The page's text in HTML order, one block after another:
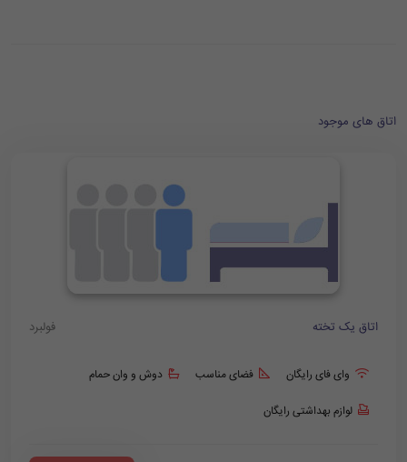
اتاق های موجود
اتاق یک تخته فولبرد
وای فای رایگان فضای مناسب دوش و وان حمام
لوازم بهداشتی رایگان